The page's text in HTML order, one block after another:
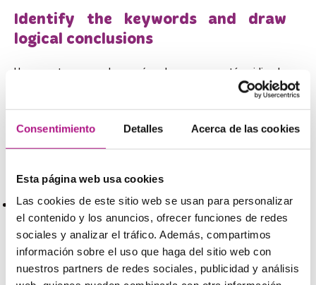
Consentimiento Detalles Acerca de las cookies
Esta página web usa cookies
Las cookies de este sitio web se usan para personalizar
el contenido y los anuncios, ofrecer funciones de redes
sociales y analizar el tráfico. Además, compartimos
información sobre el uso que haga del sitio web con
nuestros partners de redes sociales, publicidad y análisis
Identify the keywords and draw
logical conclusions
Una vez tenemos claro qué es lo que nos están pidiendo
y empezamos a escuchar el listening, es el momento de
identificar las palabras clave que estamos buscando.
Siempre hay palabras clave, de verdad, y, si no las
identificáis os estaréis esforzando en entender cosas que
identificado estas keywords, podréis deducir el resto
desconocido. Fijáos en el siguiente ejemplo
Two international tennis umpires have been secretly
banned, while four others face being thrown out of the
sport for life on charges of serious corruption.
Aunque no hayamos escuchado nunca la palabra umpire,